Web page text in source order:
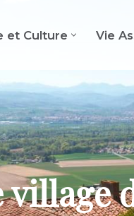
et Culture Vie
village